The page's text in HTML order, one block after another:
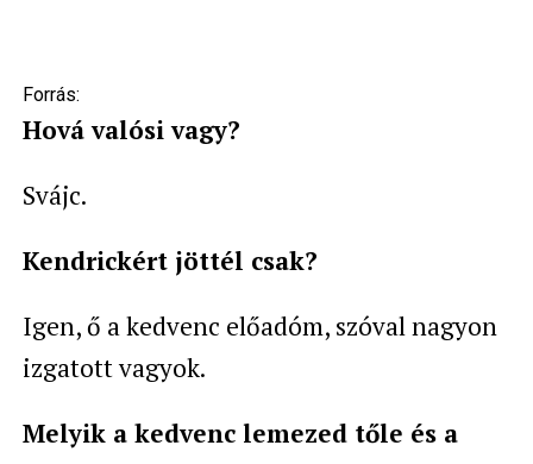
Forrás:
Hová valósi vagy?
Svájc.
Kendrickért jöttél csak?
Igen, ő a kedvenc előadóm, szóval nagyon
izgatott vagyok.
Melyik a kedvenc lemezed tőle és a